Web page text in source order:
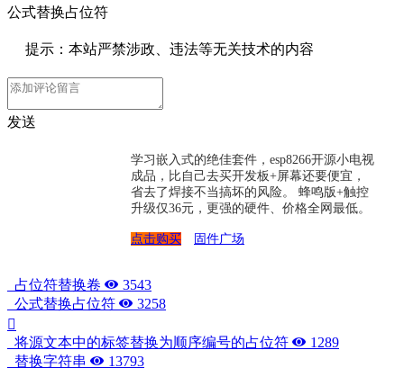
公式替换占位符
提示：本站严禁涉政、违法等无关技术的内容
发送
学习嵌入式的绝佳套件，esp8266开源小电视
成品，比自己去买开发板+屏幕还要便宜，
省去了焊接不当搞坏的风险。 蜂鸣版+触控
升级仅36元，更强的硬件、价格全网最低。
点击购买 固件广场
占位符替换卷
3543
公式替换占位符
3258
将源文本中的标签替换为顺序编号的占位符
1289
替换字符串
13793